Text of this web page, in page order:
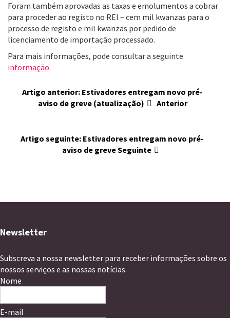
Foram também aprovadas as taxas e emolumentos a cobrar
para proceder ao registo no REI – cem mil kwanzas para o
processo de registo e mil kwanzas por pedido de
licenciamento de importação processado.
Para mais informações, pode consultar a seguinte
informação.
Artigo anterior: Estivadores entregam novo pré-
aviso de greve (atualização)
Anterior
Artigo seguinte: Estivadores entregam novo pré-
aviso de greveSeguinte
Newsletter
Subscreva a nossa newsletter para receber informações sobre os
nossos serviços e as nossas notícias.
Nome
E-mail